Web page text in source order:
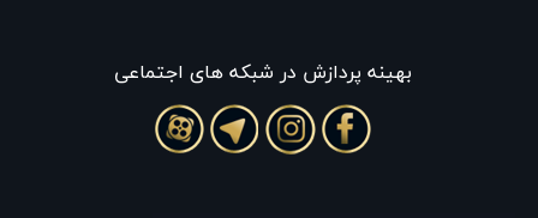
بهينه پردازش در شبکه های اجتماعی